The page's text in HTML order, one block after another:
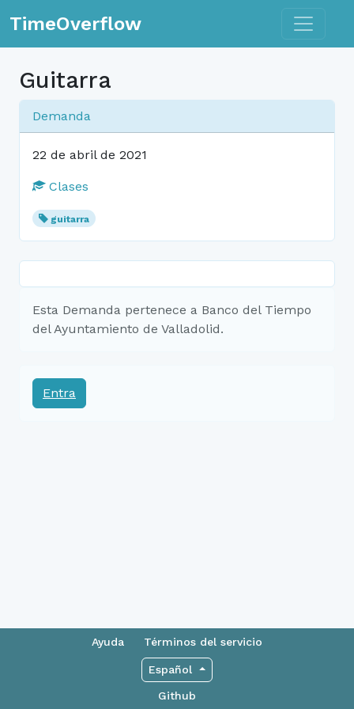
TimeOverflow Toggle
Guitarra
Demanda
22 de abril de 2021
Clases
guitarra
Esta Demanda pertenece a Banco del Tiempo
del Ayuntamiento de Valladolid.
Entra
Ayuda Términos del servicio
Español
Github